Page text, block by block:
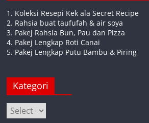
1. Koleksi Resepi Kek ala Secret Recipe
2. Rahsia buat taufufah & air soya
3. Pakej Rahsia Bun, Pau dan Pizza
4. Pakej Lengkap Roti Canai
5. Pakej Lengkap Putu Bambu & Piring
Kategori
Kategori